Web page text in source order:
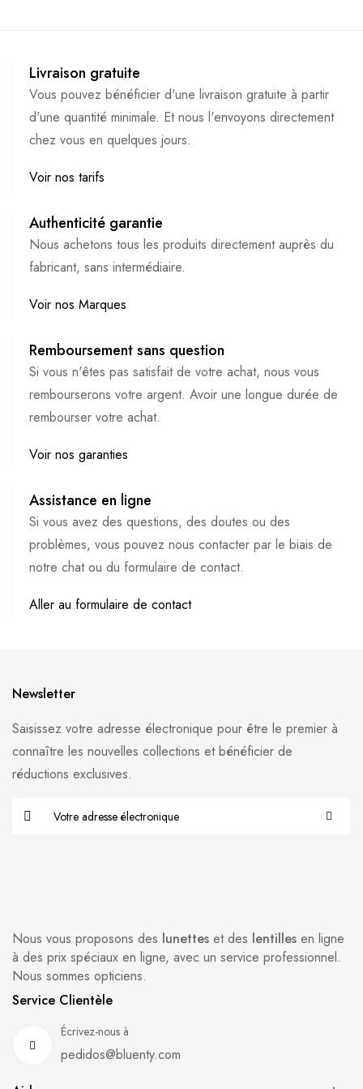
Livraison gratuite
Vous pouvez bénéficier d'une livraison gratuite à partir
d'une quantité minimale. Et nous l'envoyons directement
chez vous en quelques jours.
Voir nos tarifs
Authenticité garantie
Nous achetons tous les produits directement auprès du
fabricant, sans intermédiaire.
Voir nos Marques
Remboursement sans question
Si vous n'êtes pas satisfait de votre achat, nous vous
rembourserons votre argent. Avoir une longue durée de
rembourser votre achat.
Voir nos garanties
Assistance en ligne
Si vous avez des questions, des doutes ou des
problèmes, vous pouvez nous contacter par le biais de
notre chat ou du formulaire de contact.
Aller au formulaire de contact
Nous vous proposons des lunettes et des lentilles en ligne
à des prix spéciaux en ligne, avec un service professionnel.
Nous sommes opticiens.
Service Clientèle
Écrivez-nous à
pedidos@bluenty.com
Newsletter
Saisissez votre adresse électronique pour être le premier à
connaître les nouvelles collections et bénéficier de
réductions exclusives.